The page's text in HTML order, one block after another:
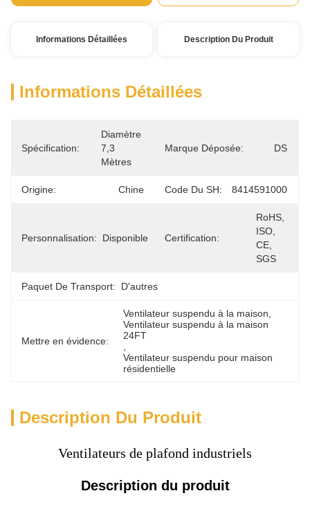
Informations Détaillées Description Du Produit
Informations Détaillées
Spécification:
Diamètre
7,3
Mètres
Marque Déposée: DS
Origine: Chine Code Du SH: 8414591000
Personnalisation: Disponible Certification:
RoHS,
ISO,
CE,
SGS
Paquet De Transport: D'autres
Mettre en évidence:
Ventilateur suspendu à la maison
Ventilateur suspendu à la maison
24FT
Ventilateur suspendu pour maison
résidentielle
Description Du Produit
Ventilateurs de plafond industriels
Description du produit